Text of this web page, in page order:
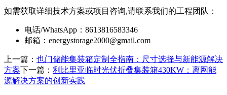
如需获取详细技术方案或项目咨询,请联系我们的工程团队：
电话/WhatsApp：8613816583346
邮箱： energystorage2000@gmail.com
上一篇： 也门储能集装箱定制全指南：尺寸选择与新能源解决
方案下一篇： 利比里亚临时光伏折叠集装箱430KW：离网能
源解决方案的创新实践